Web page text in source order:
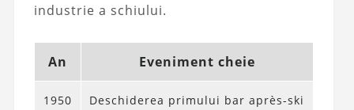
industrie a schiului.
An Eveniment cheie
1950
Deschiderea primului bar après-ski